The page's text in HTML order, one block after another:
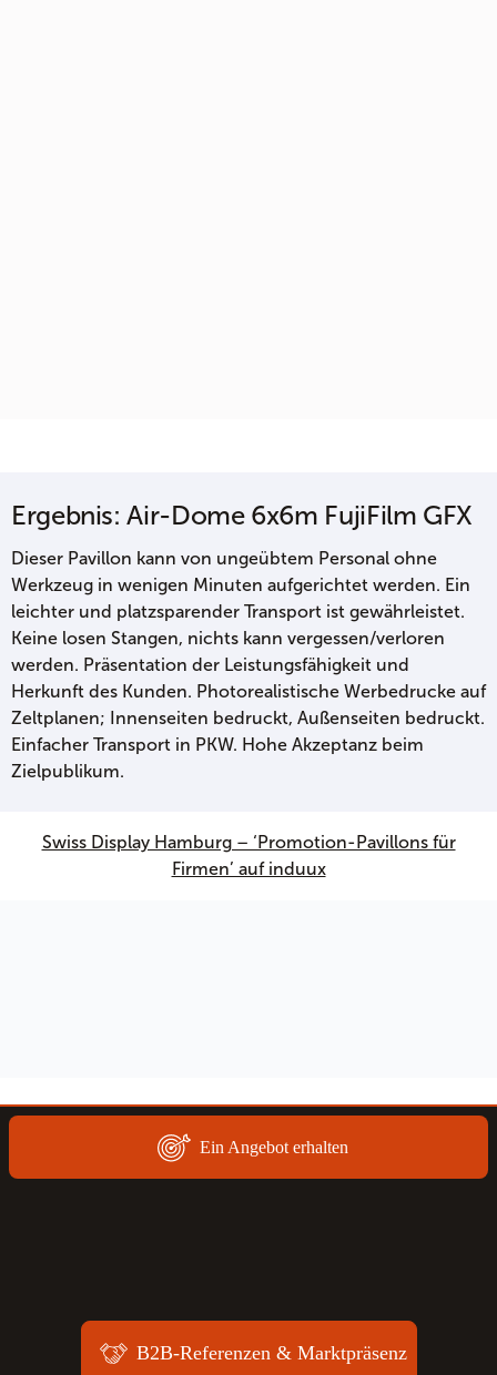
Ergebnis: Air-Dome 6x6m FujiFilm GFX
Dieser Pavillon kann von ungeübtem Personal ohne
Werkzeug in wenigen Minuten aufgerichtet werden. Ein
leichter und platzsparender Transport ist gewährleistet.
Keine losen Stangen, nichts kann vergessen/verloren
werden. Präsentation der Leistungsfähigkeit und
Herkunft des Kunden. Photorealistische Werbedrucke auf
Zeltplanen; Innenseiten bedruckt, Außenseiten bedruckt.
Einfacher Transport in PKW. Hohe Akzeptanz beim
Zielpublikum.
Swiss Display Hamburg – ‘Promotion-Pavillons für
Firmen’ auf induux
Ein Angebot erhalten
B2B-Referenzen & Marktpräsenz